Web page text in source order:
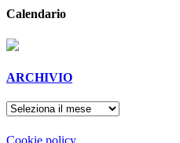
Calendario
ARCHIVIO
ARCHIVIO
Cookie policy